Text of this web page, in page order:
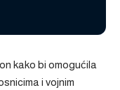
kako bi omogućila
i vojnim